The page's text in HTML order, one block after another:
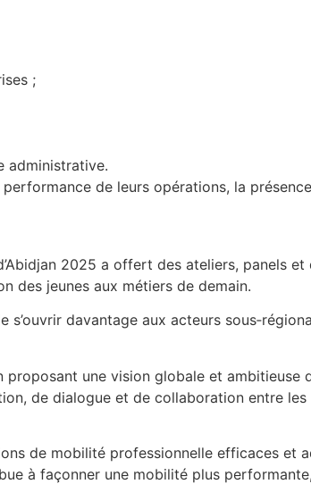
;
administrative.
de leurs opérations, la
2025 a offert des ateliers, panels
des jeunes aux métiers de demain.
davantage aux acteurs
une vision globale et ambitieuse
de dialogue et de collaboration entre
de mobilité professionnelle efficaces et
à façonner une mobilité plus